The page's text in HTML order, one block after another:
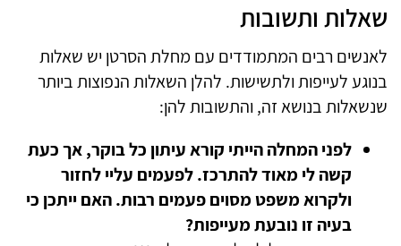
שאלות ותשובות
לאנשים רבים המתמודדים עם מחלת הסרטן יש שאלות
בנוגע לעייפות ולתשישות. להלן השאלות הנפוצות ביותר
שנשאלות בנושא זה, והתשובות להן:
לפני המחלה הייתי קורא עיתון כל בוקר, אך כעת
קשה לי מאוד להתרכז. לפעמים עליי לחזור
ולקרוא משפט מסוים פעמים רבות. האם ייתכן כי
בעיה זו נובעת מעייפות?